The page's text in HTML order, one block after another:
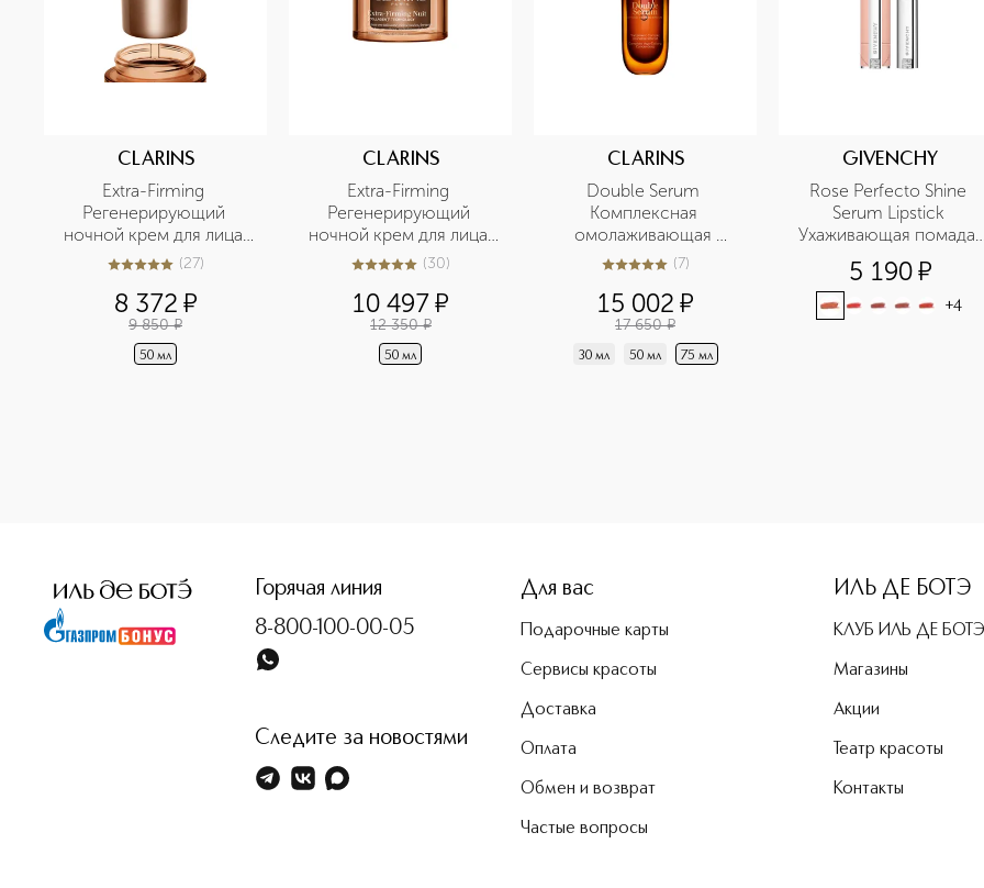
CLARINS
Extra-Firming
Регенерирующий
ночной крем для лица
для любого типа кожи
5из 527 (27)
8 372 ¤
9 850 ¤
50 мл
CLARINS
Extra-Firming
Регенерирующий
ночной крем для лица
для любого типа кожи
5из 530 (30)
10 497¤
12 350 ¤
50 мл
CLARINS
Double Serum
Комплексная
омолаживающая
двойная сыворотка для
5из 57 (7)
15 002 ¤
17 650 ¤
30 мл 50 мл 75 мл
GIVENCHY
Rose Perfecto Shine
Serum Lipstick
Ухаживающая помада-
сыворотка для сияния
губ
5 190¤
+4
Горячая линия
8-800-100-00-05
Следите за новостями
Для вас
Подарочные карты
Сервисы красоты
Доставка
Оплата
Обмен и возврат
Частые вопросы
ИЛЬ ДЕ БОТЭ
КЛУБ ИЛЬ ДЕ БОТЭ
Магазины
Акции
Театр красоты
Контакты